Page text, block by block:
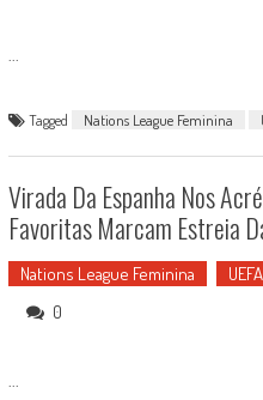
...
Tagged Nations League Feminina
Virada Da Espanha Nos
Favoritas Marcam Estreia
Nations League Feminina UEFA
0
...